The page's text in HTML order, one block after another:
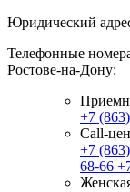
Юридический
Телефонные
Ростове-на-Дону:
+7
Call-
+7
68-66